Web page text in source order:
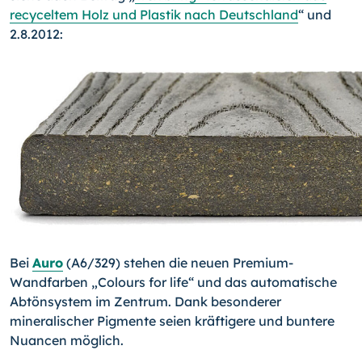
recyceltem Holz und Plastik nach Deutschland“ und
2.8.2012:
Bei Auro (A6/329) stehen die neuen Premium-
Wandfarben „Colours for life“ und das automatische
Abtönsystem im Zentrum. Dank besonderer
mineralischer Pigmente seien kräftigere und buntere
Nuancen möglich.